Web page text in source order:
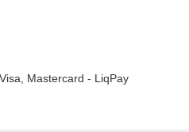
Mastercard - LiqPay